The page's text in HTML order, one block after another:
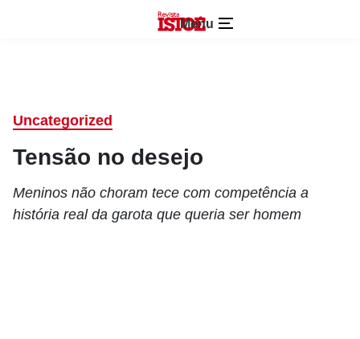
Menu
Uncategorized
Tensão no desejo
Meninos não choram tece com competência a
história real da garota que queria ser homem